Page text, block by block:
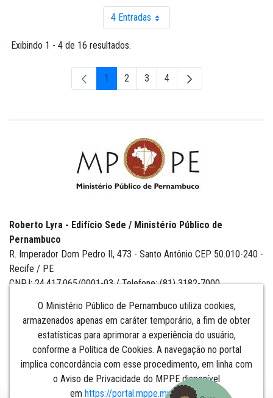
4 EntradasPor página
Exibindo 1 - 4 de 16 resultados.
Página
1 Página
2 Página
3 Página
4
O Ministério Público de Pernambuco utiliza cookies,
armazenados apenas em caráter temporário, a fim de obter
estatísticas para aprimorar a experiência do usuário,
conforme a Política de Cookies. A navegação no portal
implica concordância com esse procedimento, em linha com
o Aviso de Privacidade do MPPE disponível
em https://portal.mppe.mp.br/lgpd.​​​​​​​
Roberto Lyra - Edifício Sede / Ministério Público de
Pernambuco
R. Imperador Dom Pedro II, 473 - Santo Antônio CEP 50.010-240 -
Recife / PE
CNPJ: 24.417.065/0001-03 / Telefone: (81) 3182-7000
Institucional
Comunicação